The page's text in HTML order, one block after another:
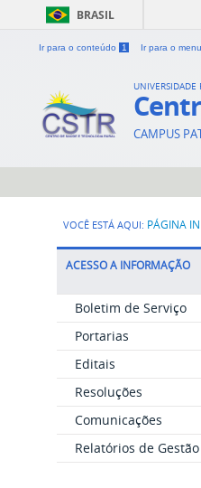
BRASIL
Ir para o conteúdo 1 Ir para o menu
UNIVERSIDADE
CAMPUS
VOCÊ ESTÁ AQUI: PÁGINA
ACESSO A INFORMAÇÃO
Boletim de Serviço
Portarias
Editais
Resoluções
Comunicações
Relatórios de Gestão